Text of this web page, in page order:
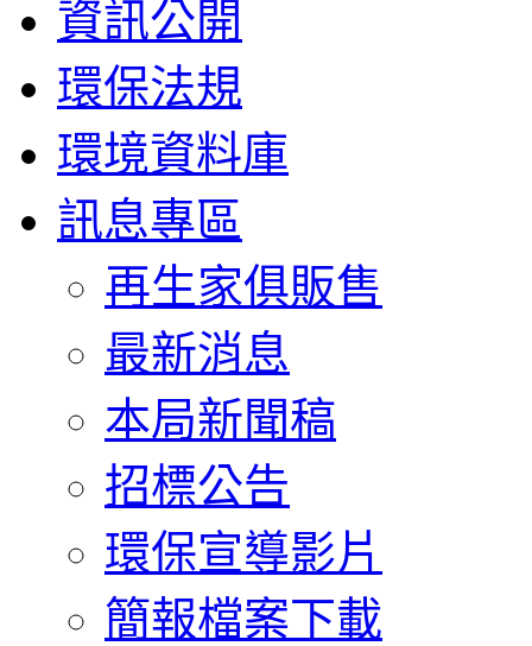
資訊公開
環保法規
環境資料庫
訊息專區
再生家俱販售
最新消息
本局新聞稿
招標公告
環保宣導影片
簡報檔案下載